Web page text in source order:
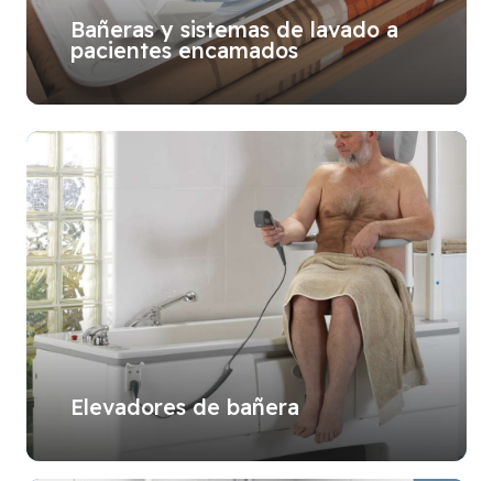
Bañeras y sistemas de lavado a
pacientes encamados
Elevadores de bañera